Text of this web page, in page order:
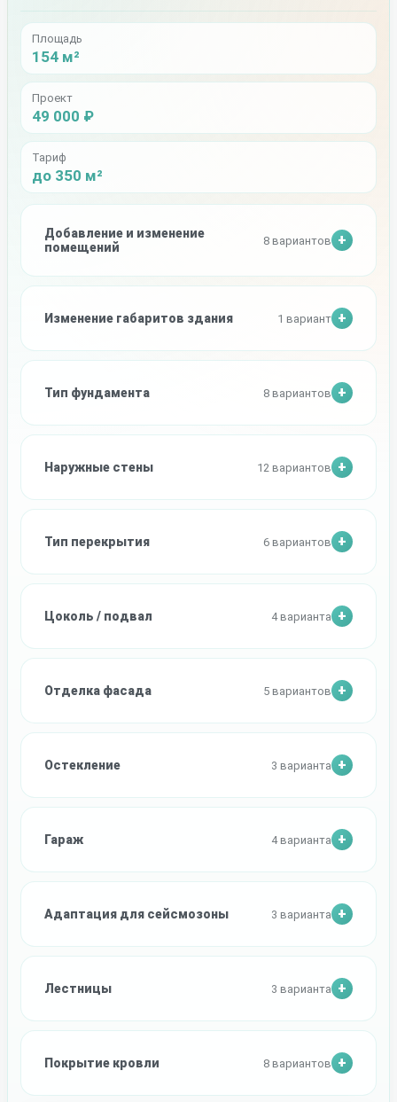
Площадь
154 м²
Проект
49 000 ₽
Тариф
до 350 м²
Добавление и изменение
помещений
8 вариантов
Изменение габаритов здания 1 вариант
Тип фундамента 8 вариантов
Наружные стены 12 вариантов
Тип перекрытия 6 вариантов
Цоколь / подвал 4 варианта
Отделка фасада 5 вариантов
Остекление 3 варианта
Гараж 4 варианта
Адаптация для сейсмозоны 3 варианта
Лестницы 3 варианта
Покрытие кровли 8 вариантов